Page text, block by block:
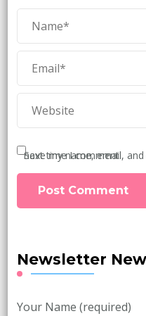
Save my name, email, and website in this browser for the next time I comment.
Newsletter
Your Name (required)